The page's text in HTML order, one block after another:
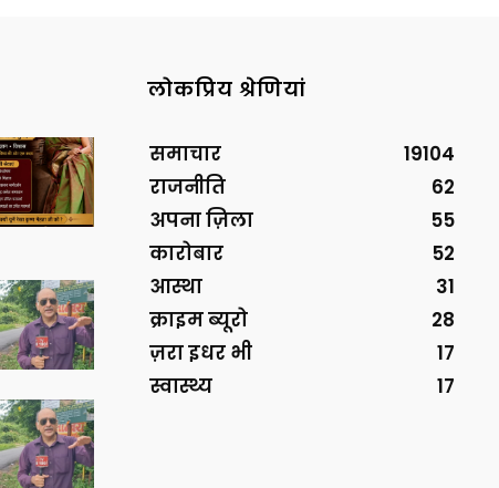
लोकप्रिय श्रेणियां
समाचार
19104
राजनीति
62
अपना ज़िला
55
कारोबार
52
आस्था
31
क्राइम ब्यूरो
28
ज़रा इधर भी
17
स्वास्थ्य
17